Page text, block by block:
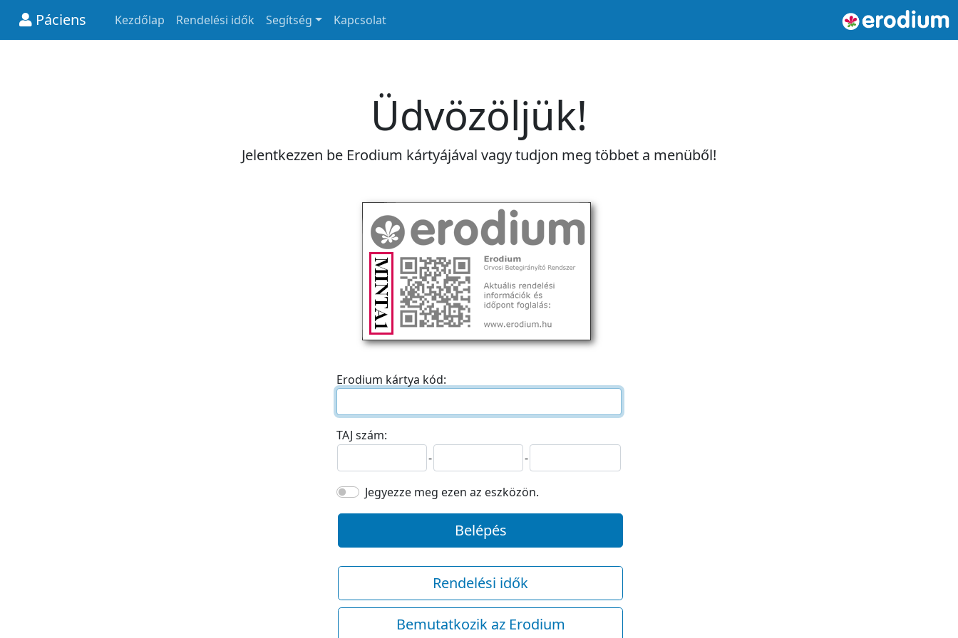
Páciens Kezdőlap Rendelési idők Segítség Kapcsolat
Üdvözöljük!
Jelentkezzen be Erodium kártyájával vagy tudjon meg többet a menüből!
Erodium kártya kód:
TAJ szám:
-
-
Jegyezze meg ezen az eszközön.
Belépés
Rendelési idők
Bemutatkozik az Erodium